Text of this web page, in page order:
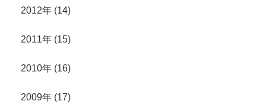
2012年 (14)
2011年 (15)
2010年 (16)
2009年 (17)